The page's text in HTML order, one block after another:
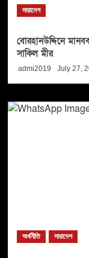
সারাদেশ
বোরহানউদ্দিনে
সাকিল মীর
admi2019 July 27,
অর্থনীতি সারাদেশ